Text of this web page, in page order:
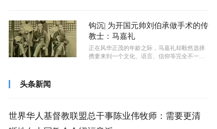
钩沉| 为开国元帅刘伯承做手术的传
教士：马嘉礼
正在风华正茂的年龄之际，马嘉礼却毅然选择
携妻来到一个文化、语言、信仰等完全不一样
头条新闻
世界华人基督教联盟总干事陈业伟牧师：需要更清